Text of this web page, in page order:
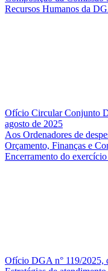
Recursos Humanos da
Ofício Circular Conjunto
agosto de 2025
Aos Ordenadores de
Orçamento, Finanças e
Encerramento do
Ofício DGA n° 119/2025,